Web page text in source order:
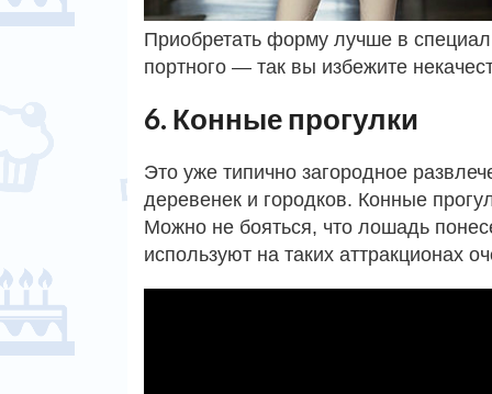
Приобретать форму лучше в
портного — так вы избежите
6. Конные прогулки
Это уже типично загородное
деревенек и городков. Конные
Можно не бояться, что лошадь
используют на таких аттракционах